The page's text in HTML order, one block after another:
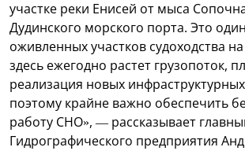
участке реки Енисей от мыса
Дудинского морского порта. Это
оживленных участков судоходства
здесь ежегодно растет грузопоток,
реализация новых
поэтому крайне важно обеспечить
работу СНО», — рассказывает
Гидрографического предприятия